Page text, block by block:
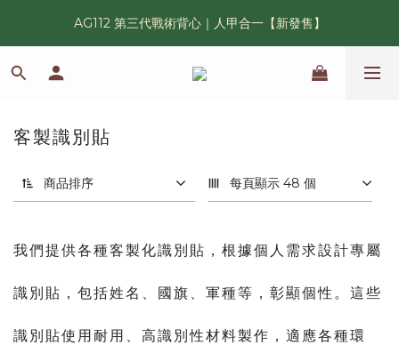
漢光42 傲骨紀念臂章｜滿 6500 贈送一片！
AG112 第三代戰術背心｜人甲合一【新發售】
鯊魚鰭圓邊帽｜高透氣、會呼吸的戰術奔尼帽
客製識別貼
商品排序 每頁顯示 48 個
我們提供各種客製化識別貼，根據個人需求設計專屬
識別貼，包括姓名、國旗、軍種等，彰顯個性。這些
識別貼使用耐用、高識別性材料製作，適應各種環